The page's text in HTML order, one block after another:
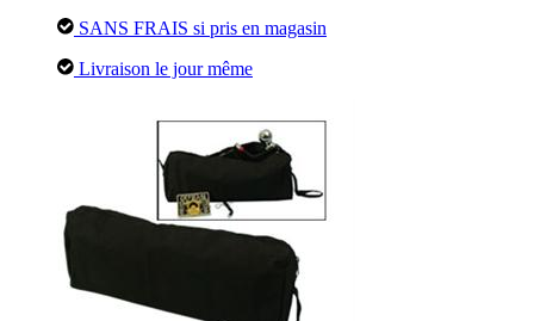
SANS FRAIS si pris en magasin
Livraison le jour même